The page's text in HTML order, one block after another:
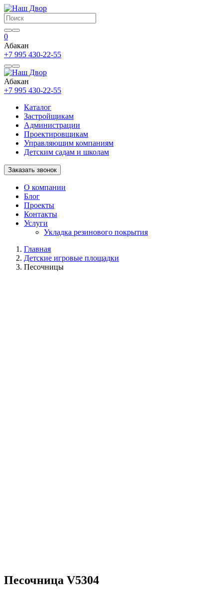
0
Абакан
+7 995 430-22-55
Абакан
+7 995 430-22-55
Каталог
Застройщикам
Администрации
Проектировщикам
Управляющим компаниям
Детским садам и школам
Заказать звонок
О компании
Блог
Проекты
Контакты
Услуги
Укладка резинового покрытия
Главная
Детские игровые площадки
Песочницы
Песочница V5304